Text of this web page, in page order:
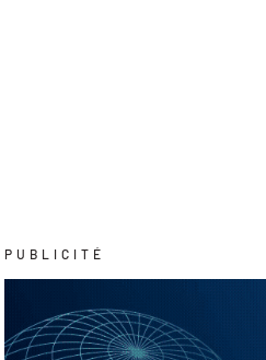
PUBLICITÉ